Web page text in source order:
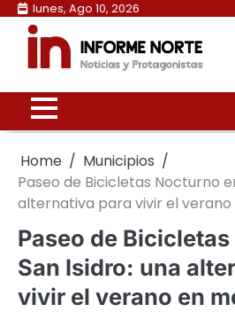
Skip
content
lunes, Ago 10, 2026
Home
Municipios
Paseo de Bicicletas Nocturno
alternativa para vivir el
Paseo de
San Isidro: una
vivir el verano en